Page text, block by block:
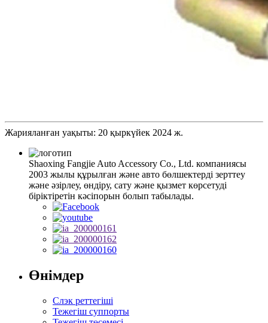
Жарияланған уақыты: 20 қыркүйек 2024 ж.
Shaoxing Fangjie Auto Accessory Co., Ltd. компаниясы
2003 жылы құрылған және авто бөлшектерді зерттеу
және әзірлеу, өндіру, сату және қызмет көрсетуді
біріктіретін кәсіпорын болып табылады.
Өнімдер
Слэк реттегіші
Тежегіш суппорты